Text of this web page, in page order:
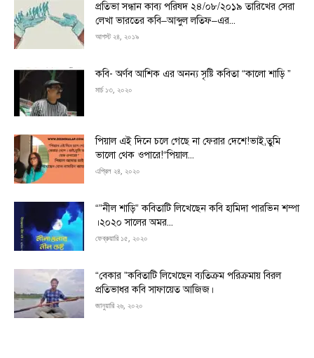
প্রতিভা সন্ধান কাব্য পরিষদ ২৪/০৮/২০১৯ তারিখের সেরা
লেখা ভারতের কবি–আব্দুল লতিফ–এর...
আগস্ট ২৪, ২০১৯
কবি- অর্ণব আশিক এর অনন্য সৃষ্টি কবিতা “কালো শাড়ি ”
মার্চ ১৩, ২০২০
পিয়াল এই দিনে চলে গেছে না ফেরার দেশে!ভাই,তুমি
ভালো থেক ওপারে!“পিয়াল...
এপ্রিল ২৪, ২০২০
“”নীল শাড়ি” কবিতাটি লিখেছেন কবি হামিদা পারভিন শম্পা
।২০২০ সালের অমর...
ফেব্রুয়ারি ১৫, ২০২০
“বেকার ”কবিতাটি লিখেছেন ব্যতিক্রম পরিক্রমায় বিরল
প্রতিভাধর কবি সাফায়েত আজিজ।
জানুয়ারি ২৬, ২০২০